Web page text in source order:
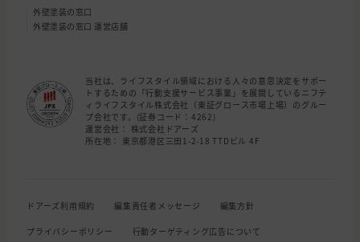
外壁塗装の窓口
外壁塗装の窓口 運営店舗
当社は、ライフスタイル領域における人々の意思決定をサポー
トするための「行動支援サービス事業」を展開しているニフテ
ィライフスタイル株式会社（東証グロース市場上場）のグルー
プ会社です。(証券コード：4262)
運営会社： 株式会社ドアーズ
所在地： 東京都港区三田1-2-18 TTDビル 4F
ドアーズ利用規約 編集責任者メッセージ 編集方針
プライバシーポリシー 行動ターゲティング広告について